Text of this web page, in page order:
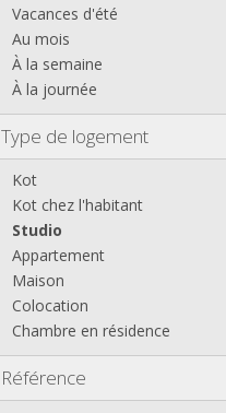
Vacances d'été
Au mois
À la semaine
À la journée
Type de logement
Kot
Kot chez l'habitant
Studio
Appartement
Maison
Colocation
Chambre en résidence
Référence